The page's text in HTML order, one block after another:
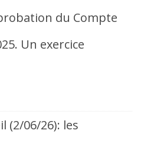
du Compte
Un exercice
(2/06/26): les